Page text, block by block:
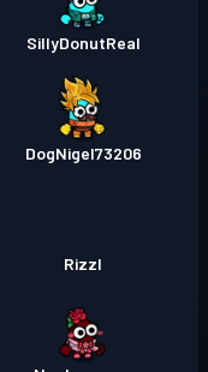
SillyDonutReal
DogNigel73206
Rizzl